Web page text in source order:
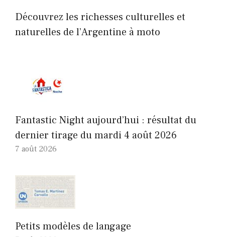
Découvrez les richesses culturelles et
naturelles de l’Argentine à moto
Fantastic Night aujourd’hui : résultat du
dernier tirage du mardi 4 août 2026
7 août 2026
Petits modèles de langage